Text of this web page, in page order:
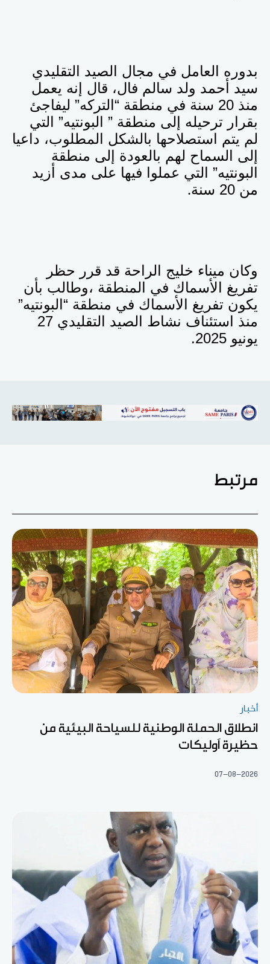
بدوره العامل في مجال الصيد التقليدي
سيد أحمد ولد سالم فال، قال إنه يعمل
منذ 20 سنة في منطقة “التركه” ليفاجئ
بقرار ترحيله إلى منطقة ” البونتيه” التي
لم يتم استصلاحها بالشكل المطلوب، داعيا
إلى السماح لهم بالعودة إلى منطقة
البونتيه” التي عملوا فيها على مدى أزيد
من 20 سنة
.
وكان ميناء خليج الراحة قد قرر حظر
تفريغ الأسماك في المنطقة ،وطالب بأن
يكون تفريغ الأسماك في منطقة “البونتيه”
منذ استئناف نشاط الصيد التقليدي 27
يونيو 2025.
مرتبط
أخبار
انطلاق الحملة الوطنية للسياحة البيئية من
حظيرة آوليكات
07-08-2026